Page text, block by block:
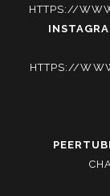
HTTPS://
HTTPS://